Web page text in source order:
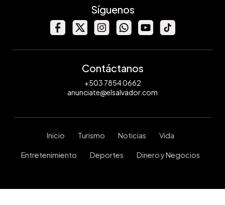
Síguenos
Contáctanos
+503 7854 0662
anunciate@elsalvador.com
Inicio Turismo Noticias Vida
Entretenimiento Deportes Dinero y Negocios